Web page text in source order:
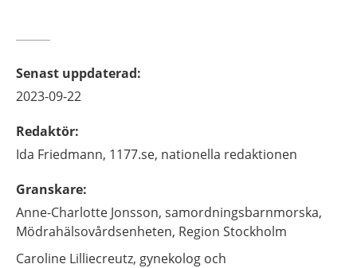
Senast uppdaterad:
2023-09-22
Redaktör:
Ida Friedmann, 1177.se, nationella redaktionen
Granskare:
Anne-Charlotte Jonsson, samordningsbarnmorska,
Mödrahälsovårdsenheten, Region Stockholm
Caroline Lilliecreutz, gynekolog och